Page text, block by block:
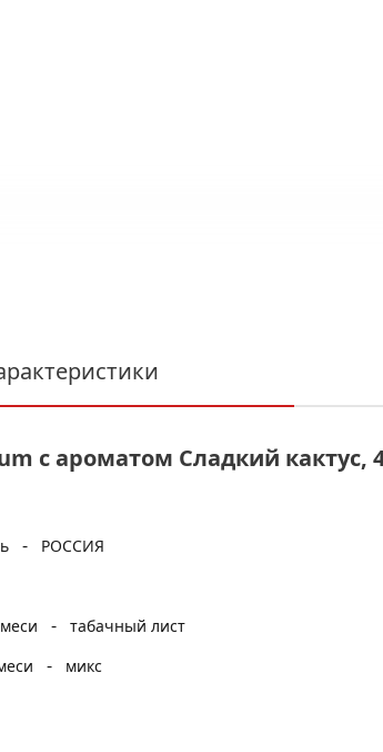
с ароматом Сладкий кактус,
-
РОССИЯ
- табачный лист
-
микс